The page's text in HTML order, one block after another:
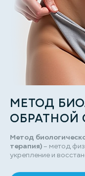
МЕТОД
ОБРАТНОЙ
Метод
терапия)– метод
укрепление и